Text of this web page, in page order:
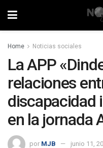
Home Noticias sociales
La APP
relaciones
discapacidad
en la jornada
por MJB junio 11,